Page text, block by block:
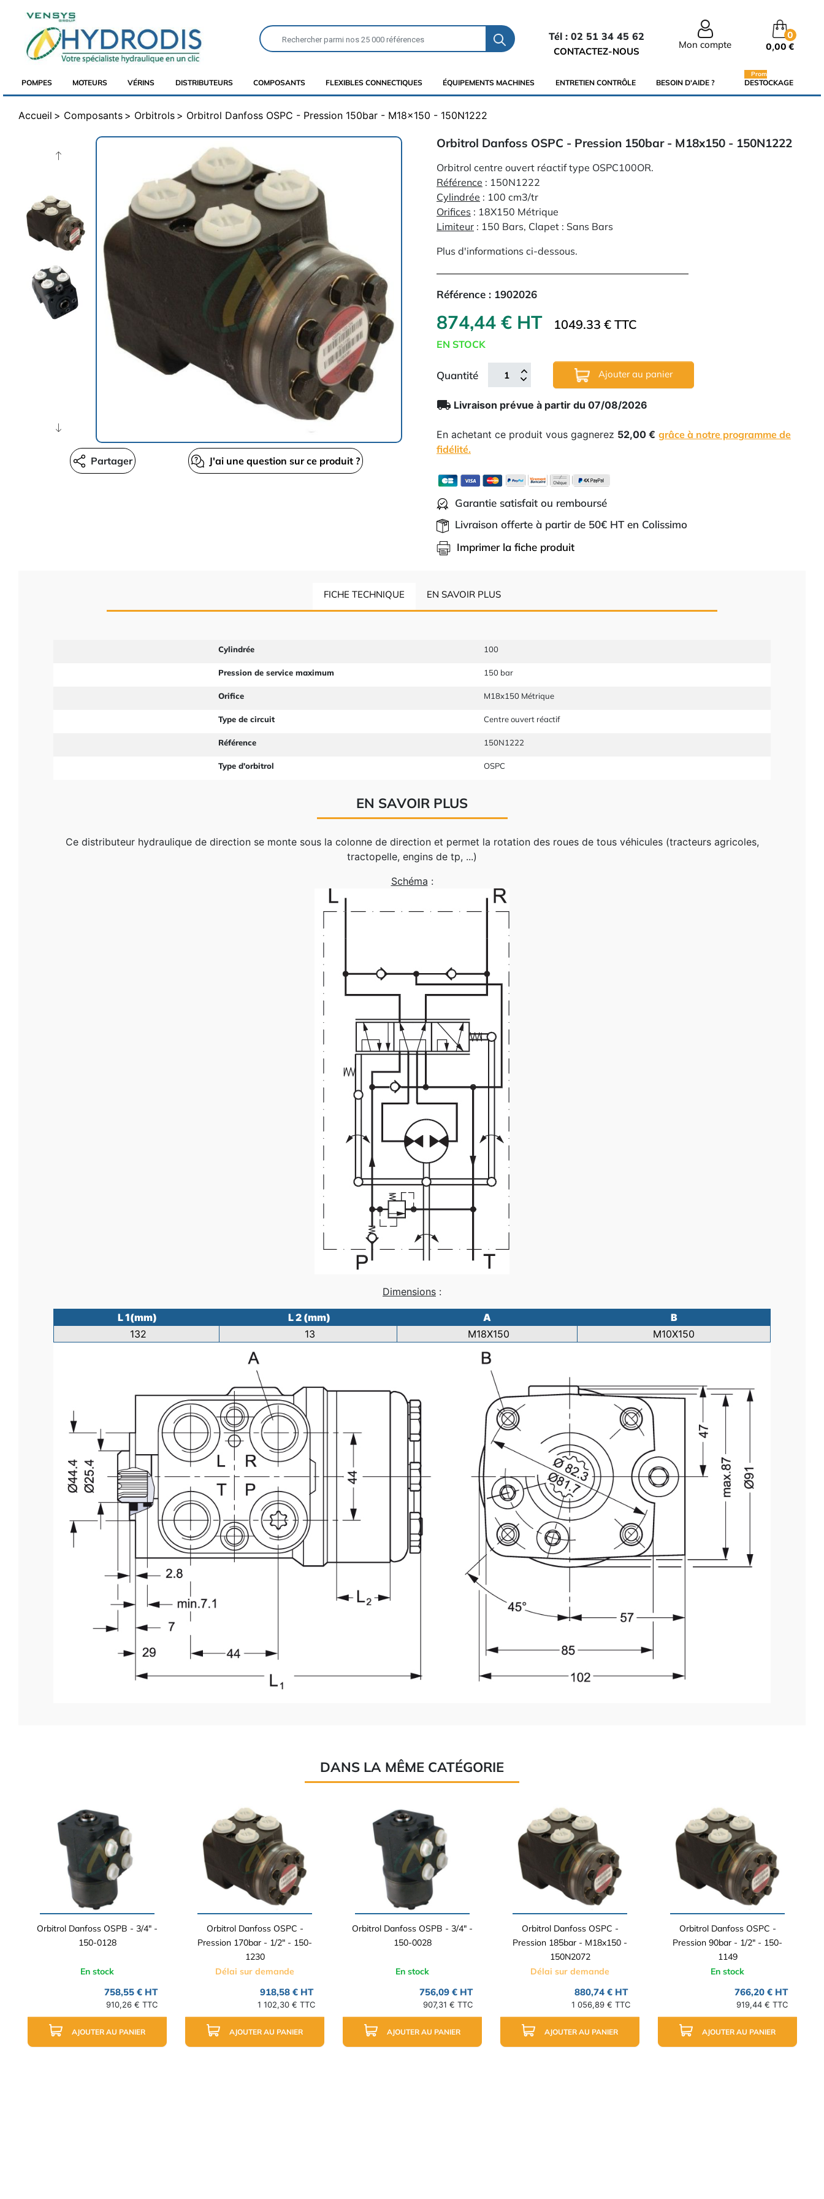
Tél : 02 51 34 45 62
CONTACTEZ-NOUS
Mon compte
0
0,00 €
POMPES MOTEURS VÉRINS DISTRIBUTEURS COMPOSANTS FLEXIBLES CONNECTIQUES ÉQUIPEMENTS MACHINES ENTRETIEN CONTRÔLE BESOIN D'AIDE ? DESTOCKAGE
Promo
Accueil Composants Orbitrols Orbitrol Danfoss OSPC - Pression 150bar - M18x150 - 150N1222
J'ai une question sur ce produit ?
Partager
Orbitrol Danfoss OSPC - Pression 150bar - M18x150 - 150N1222
Orbitrol centre ouvert réactif type OSPC100OR.
Référence : 150N1222
Cylindrée : 100 cm3/tr
Orifices : 18X150 Métrique
Limiteur : 150 Bars, Clapet : Sans Bars
Plus d'informations ci-dessous.
Référence : 1902026
874,44 € HT 1049.33 € TTC
EN STOCK
Quantité Ajouter au panier
local_shipping Livraison prévue à partir du 07/08/2026
En achetant ce produit vous gagnerez 52,00 € grâce à notre programme de
fidélité.
Garantie satisfait ou remboursé
Livraison offerte à partir de 50€ HT en Colissimo
Imprimer la fiche produit
FICHE TECHNIQUE EN SAVOIR PLUS
Cylindrée 100
Pression de service maximum 150 bar
Orifice M18x150 Métrique
Type de circuit Centre ouvert réactif
Référence 150N1222
Type d'orbitrol OSPC
EN SAVOIR PLUS
Ce distributeur hydraulique de direction se monte sous la colonne de direction et permet la rotation des roues de tous véhicules (tracteurs agricoles,
tractopelle, engins de tp, ...)
Schéma :
Dimensions :
L 1(mm) L 2 (mm) A
B
132
13 M18X150 M10X150
DANS LA MÊME CATÉGORIE
Orbitrol Danfoss OSPB - 3/4" -
150-0128
En stock
758,55 € HT
910,26 € TTC
AJOUTER AU PANIER
Orbitrol Danfoss OSPC -
Pression 170bar - 1/2" - 150-
1230
Délai sur demande
918,58 € HT
1 102,30 € TTC
AJOUTER AU PANIER
Orbitrol Danfoss OSPB - 3/4" -
150-0028
En stock
756,09 € HT
907,31 € TTC
AJOUTER AU PANIER
Orbitrol Danfoss OSPC -
Pression 185bar - M18x150 -
150N2072
Délai sur demande
880,74 € HT
1 056,89 € TTC
AJOUTER AU PANIER
Orbitrol Danfoss OSPC -
Pression 90bar - 1/2" - 150-
1149
En stock
766,20 € HT
919,44 € TTC
AJOUTER AU PANIER